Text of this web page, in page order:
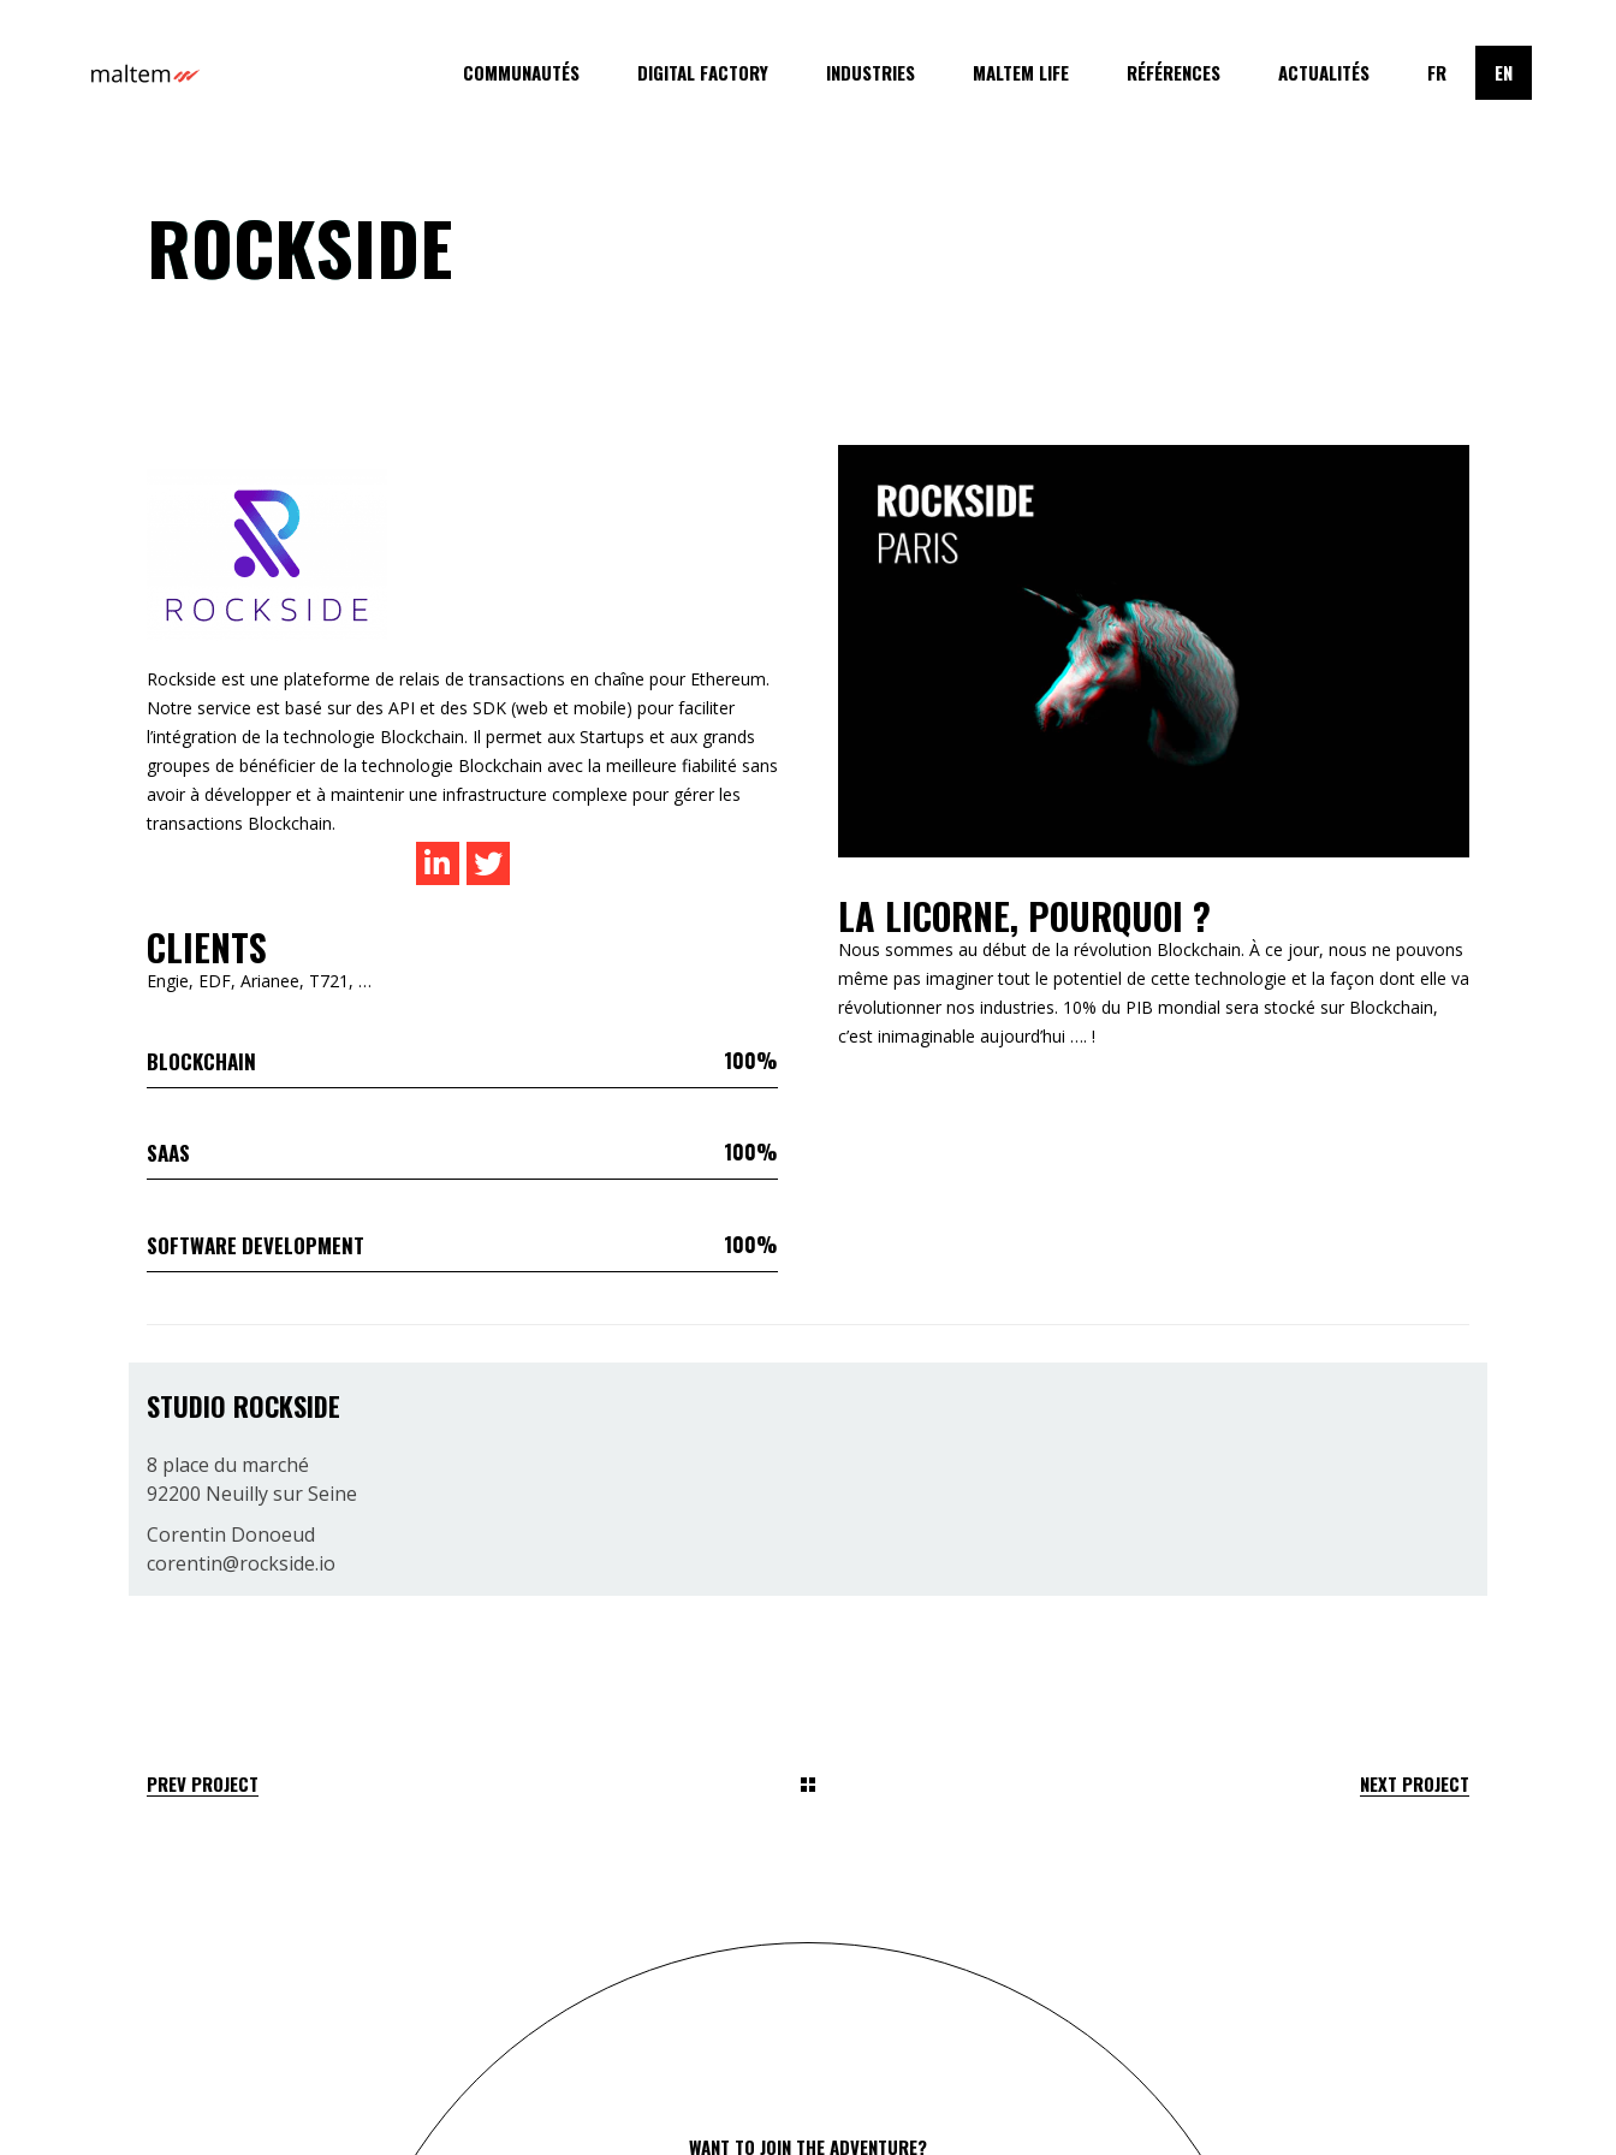
COMMUNAUTÉS DIGITAL FACTORY INDUSTRIES MALTEM LIFE RÉFÉRENCES ACTUALITÉS FR EN
ROCKSIDE
Rockside est une plateforme de relais de transactions en chaîne pour Ethereum.
Notre service est basé sur des API et des SDK (web et mobile) pour faciliter
l’intégration de la technologie Blockchain. Il permet aux Startups et aux grands
groupes de bénéficier de la technologie Blockchain avec la meilleure fiabilité sans
avoir à développeret à maintenir une infrastructure complexe pour gérer les
transactions Blockchain.
CLIENTS
Engie, EDF, Arianee, T721, …
BLOCKCHAIN 100
SAAS 100
SOFTWARE DEVELOPMENT 100
LA LICORNE, POURQUOI ?
Nous sommes au début de la révolution Blockchain. À ce jour, nous ne pouvons
même pas imaginer tout le potentiel de cette technologie et la façon dont elle va
révolutionner nos industries. 10% du PIB mondial sera stocké sur Blockchain,
c’est inimaginable aujourd’hui …. !
STUDIO ROCKSIDE
8 place du marché
92200 Neuilly sur Seine
Corentin Donoeud
corentin@rockside.io
PREV PROJECT NEXT PROJECT
WANT TO JOIN THE ADVENTURE?